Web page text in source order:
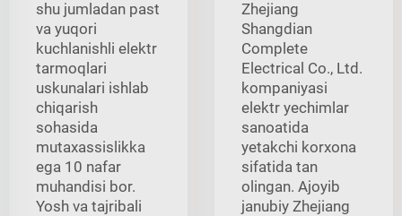
shu jumladan past
va yuqori
kuchlanishli elektr
tarmoqlari
uskunalari ishlab
chiqarish
sohasida
mutaxassislikka
ega 10 nafar
muhandisi bor.
Yosh va tajribali
Zhejiang
Shangdian
Complete
Electrical Co., Ltd.
kompaniyasi
elektr yechimlar
sanoatida
yetakchi korxona
sifatida tan
olingan. Ajoyib
janubiy Zhejiang